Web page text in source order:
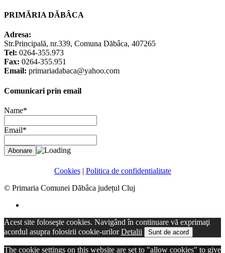
PRIMĂRIA DĂBÂCA
Adresa:
Str.Principală, nr.339, Comuna Dăbâca, 407265
Tel: 0264-355.973
Fax: 0264-355.951
Email: primariadabaca@yahoo.com
Comunicari prin email
Name*
Email*
Cookies| Politica de confidentialitate
© Primaria Comunei Dăbâca județul Cluj
Acest site foloseşte cookies. Navigând în continuare vă exprimaţi
acordul asupra folosirii cookie-urilorDetalii Sunt de acord
The cookie settings on this website are set to "allow cookies" to give